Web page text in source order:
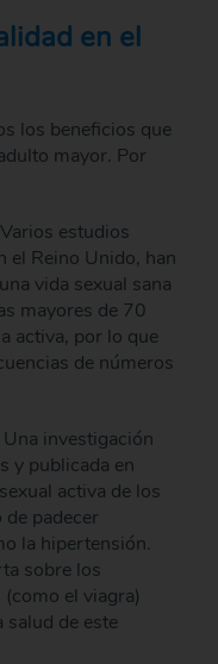
en el
los beneficios que
mayor. Por
estudios
el Reino Unido, han
vida sexual sana
mayores de 70
activa, por lo que
de números
investigación
y publicada en
activa de los
padecer
la hipertensión.
sobre los
el viagra)
salud de este